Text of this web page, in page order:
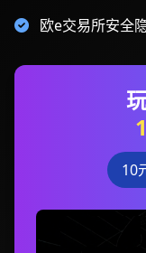
欧e交易所安全
10